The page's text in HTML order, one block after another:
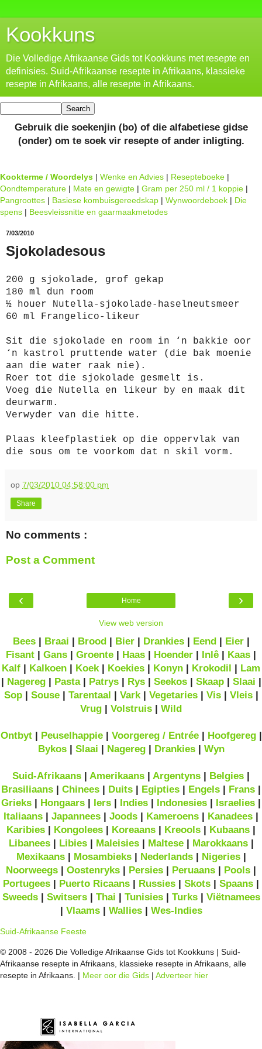
Kookkuns
Die Volledige Afrikaanse Gids tot Kookkuns met resepte en
definisies. Suid-Afrikaanse resepte in Afrikaans, klassieke
resepte in Afrikaans, alle resepte in Afrikaans.
Gebruik die soekenjin (bo) of die alfabetiese gidse
(onder) om te soek vir resepte of ander inligting.
Kookterme / Woordelys | Wenke en Advies | Resepteboeke |
Oondtemperature | Mate en gewigte | Gram per 250 ml / 1 koppie |
Pangroottes | Basiese kombuisgereedskap | Wynwoordeboek | Die
spens | Beesvleissnitte en gaarmaakmetodes
7/03/2010
Sjokoladesous
200 g sjokolade, grof gekap
180 ml dun room
½ houer Nutella-sjokolade-haselneutsmeer
60 ml Frangelico-likeur
Sit die sjokolade en room in ‘n bakkie oor
‘n kastrol pruttende water (die bak moenie
aan die water raak nie).
Roer tot die sjokolade gesmelt is.
Voeg die Nutella en likeur by en maak dit
deurwarm.
Verwyder van die hitte.
Plaas kleefplastiek op die oppervlak van
die sous om te voorkom dat n skil vorm.
op 7/03/2010 04:58:00 pm
Share
No comments :
Post a Comment
‹ ›
Home
View web version
Bees| Braai | Brood| Bier| Drankies| Eend| Eier|
Fisant | Gans | Groente | Haas | Hoender | Inlê | Kaas |
Kalf | Kalkoen | Koek | Koekies | Konyn | Krokodil | Lam
| Nagereg| Pasta| Patrys| Rys| Seekos| Skaap| Slaai |
Sop| Souse| Tarentaal | Vark| Vegetaries| Vis| Vleis|
Vrug | Volstruis | Wild
Ontbyt| Peuselhappie| Voorgereg / Entrée| Hoofgereg|
Bykos| Slaai | Nagereg| Drankies| Wyn
Suid-Afrikaans | Amerikaans | Argentyns | Belgies |
Brasiliaans | Chinees | Duits | Egipties | Engels | Frans |
Grieks | Hongaars | Iers | Indies | Indonesies | Israelies |
Italiaans | Japannees | Joods | Kameroens | Kanadees |
Karibies | Kongolees | Koreaans | Kreools | Kubaans |
Libanees| Libies| Maleisies| Maltese| Marokkaans|
Mexikaans| Mosambieks| Nederlands| Nigeries|
Noorweegs | Oostenryks | Persies | Peruaans | Pools |
Portugees | Puerto Ricaans | Russies | Skots | Spaans |
Sweeds| Switsers| Thai | Tunisies| Turks| Viëtnamees
| Vlaams| Wallies| Wes-Indies
Suid-Afrikaanse Feeste
© 2008 - 2026 Die Volledige Afrikaanse Gids tot Kookkuns | Suid-
Afrikaanse resepte in Afrikaans, klassieke resepte in Afrikaans, alle
resepte in Afrikaans. | Meer oor die Gids | Adverteer hier